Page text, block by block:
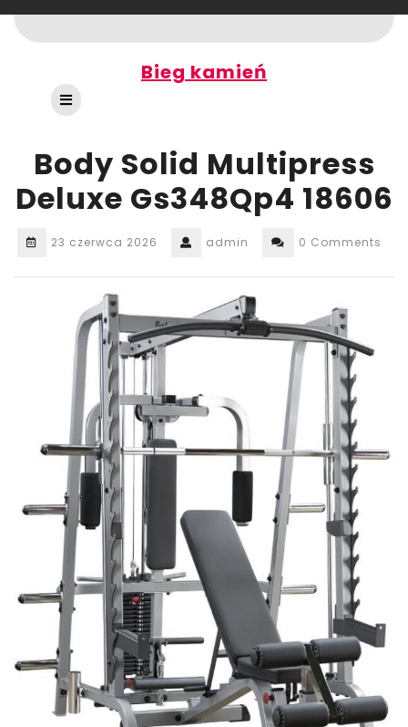
to
content
Bieg kamień
Open
Button
Body Solid Multipress
Deluxe Gs348Qp4 18606
23 czerwca 2026 admin 0 Comments